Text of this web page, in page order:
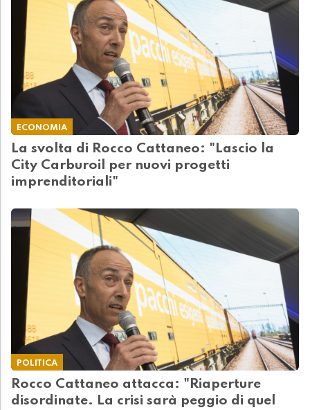
ECONOMIA
La svolta di Rocco Cattaneo: "Lascio la
City Carburoil per nuovi progetti
imprenditoriali"
POLITICA
Rocco Cattaneo attacca: "Riaperture
disordinate. La crisi sarà peggio di quel